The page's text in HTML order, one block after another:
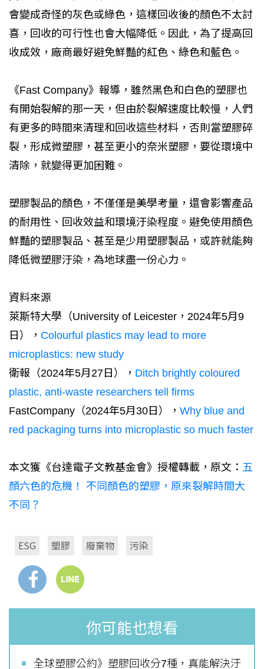
會變成奇怪的灰色或綠色，這樣回收後的顏色不太討
喜，回收的可行性也會大幅降低。因此，為了提高回
收成效，廠商最好避免鮮豔的紅色、綠色和藍色。
《Fast Company》報導，雖然黑色和白色的塑膠也
有開始裂解的那一天，但由於裂解速度比較慢，人們
有更多的時間來清理和回收這些材料，否則當塑膠碎
裂，形成微塑膠，甚至更小的奈米塑膠，要從環境中
清除，就變得更加困難。
塑膠製品的顏色，不僅僅是美學考量，還會影響產品
的耐用性、回收效益和環境汙染程度。避免使用顏色
鮮豔的塑膠製品、甚至是少用塑膠製品，或許就能夠
降低微塑膠汙染，為地球盡一份心力。
資料來源
萊斯特大學（University of Leicester，2024年5月9
日）， Colourful plastics may lead to more
microplastics: new study
衛報（2024年5月27日）， Ditch brightly coloured
plastic, anti-waste researchers tell firms
FastCompany（2024年5月30日）， Why blue and
red packaging turns into microplastic so much faster
本文獲《台達電子文教基金會》授權轉載，原文： 五
顏六色的危機！ 不同顏色的塑膠，原來裂解時間大
不同？
ESG 塑膠 廢棄物 污染
你可能也想看
全球塑膠公約》塑膠回收分7種，真能解決汙